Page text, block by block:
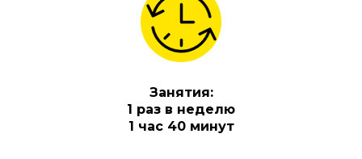
Занятия:
1 раз в неделю
1 час 40 минут